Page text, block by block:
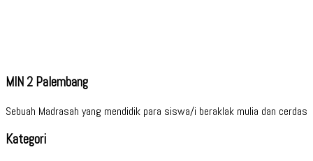
MIN 2 Palembang
Sebuah Madrasah yang mendidik para siswa/i beraklak mulia dan cerdas
Kategori